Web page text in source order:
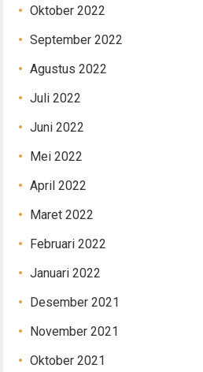
Oktober 2022
September 2022
Agustus 2022
Juli 2022
Juni 2022
Mei 2022
April 2022
Maret 2022
Februari 2022
Januari 2022
Desember 2021
November 2021
Oktober 2021